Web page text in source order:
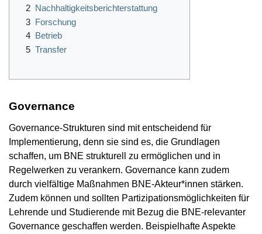
2 Nachhaltigkeitsberichterstattung
3 Forschung
4 Betrieb
5 Transfer
Governance
Governance-Strukturen sind mit entscheidend für
Implementierung, denn sie sind es, die Grundlagen
schaffen, um BNE strukturell zu ermöglichen und in
Regelwerken zu verankern. Governance kann zudem
durch vielfältige Maßnahmen BNE-Akteur*innen stärken.
Zudem können und sollten Partizipationsmöglichkeiten für
Lehrende und Studierende mit Bezug die BNE-relevanter
Governance geschaffen werden. Beispielhafte Aspekte